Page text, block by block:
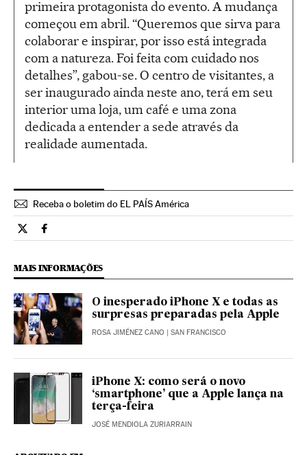
primeira protagonista do evento. A mudança
começou em abril. “Queremos que sirva para
colaborar e inspirar, por isso está integrada
com a natureza. Foi feita com cuidado nos
detalhes”, gabou-se. O centro de visitantes, a
ser inaugurado ainda neste ano, terá em seu
interior uma loja, um café e uma zona
dedicada a entender a sede através da
realidade aumentada.
Receba o boletim do EL PAÍS América
Tecnologia El País Brasil en Twitter
Tecnologia El País Brasil en Facebook
MAIS INFORMAÇÕES
O inesperado iPhone X e todas as
surpresas preparadas pela Apple
ROSA JIMÉNEZ CANO | SAN FRANCISCO
iPhone X: como será o novo
‘smartphone’ que a Apple lança na
terça-feira
JOSÉ MENDIOLA ZURIARRAIN